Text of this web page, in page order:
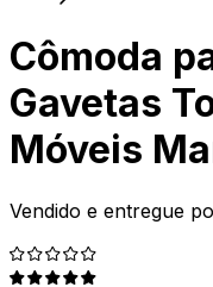
Cômoda
Gavetas
Móveis
Vendido e entregue